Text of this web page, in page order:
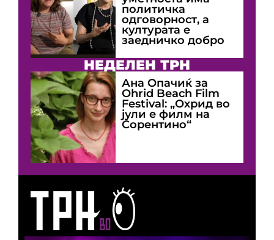
политичка
одговорност, а
културата е
заедничко добро
НЕДЕЛЕН ТРН
Ана Опачиќ за
Оhrid Beach Film
Festival: „Охрид во
јули е филм на
Сорентино“